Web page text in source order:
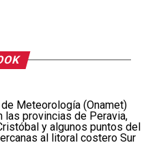
Meteorología (Onamet)
las provincias de Peravia,
y algunos puntos del
al litoral costero Sur